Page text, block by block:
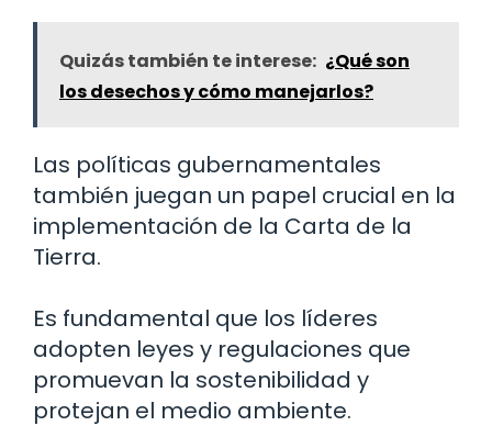
Quizás también te interese: ¿Qué son
los desechos y cómo manejarlos?
Las políticas gubernamentales
también juegan un papel crucial en la
implementación de la Carta de la
Tierra.
Es fundamental que los líderes
adopten leyes y regulaciones que
promuevan la sostenibilidad y
protejan el medio ambiente.